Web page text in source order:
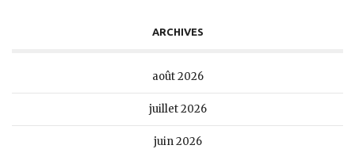
ARCHIVES
août 2026
juillet 2026
juin 2026